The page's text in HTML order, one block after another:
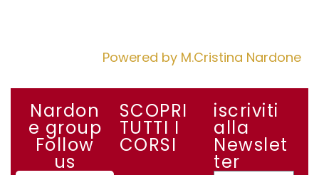
Powered by M.Cristina Nardone
Nardon
e group
Follow
us
SCOPRI
TUTTI I
CORSI
iscriviti
alla
Newslet
ter